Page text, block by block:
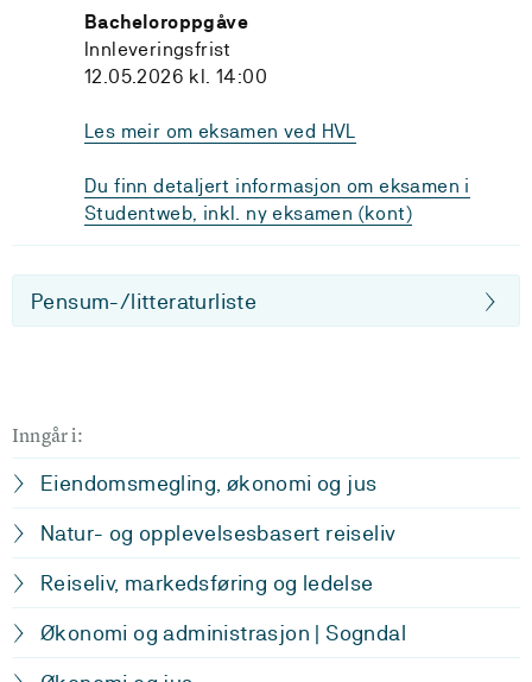
Bacheloroppgåve
Innleveringsfrist
12.05.2026 kl. 14:00
Les meir om eksamen ved HVL
Du finn detaljert informasjon om eksamen i
Studentweb, inkl. ny eksamen (kont)
Pensum-/litteraturliste
Inngår i:
Eiendomsmegling, økonomi og jus
Natur- og opplevelsesbasert reiseliv
Reiseliv, markedsføring og ledelse
Økonomi og administrasjon | Sogndal